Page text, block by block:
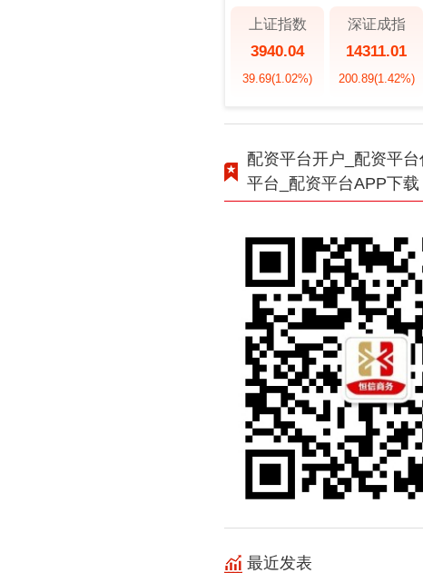
上证指数
3940.04
39.69(1.02%)
深证成指
14311.01
200.89(1.42%)
配资平台开户_配资平
平台_配资平台APP下载
最近发表